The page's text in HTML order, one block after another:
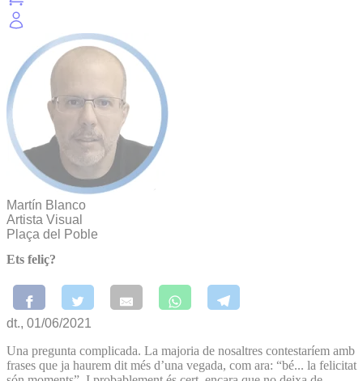
Martín Blanco
Artista Visual
Plaça del Poble
Ets feliç?
dt., 01/06/2021
Una pregunta complicada. La majoria de nosaltres contestaríem amb
frases que ja haurem dit més d’una vegada, com ara: “bé... la felicitat